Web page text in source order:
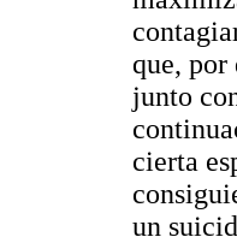
que, por
junto
cierta
un